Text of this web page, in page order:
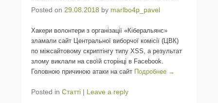
Posted on 29.08.2018 by marlbo4p_pavel
Хакери волонтери з організації «Кіберальянс»
зламали сайт Центральної виборчої комісії (ЦВК)
по міжсайтовому скриптінгу типу XSS, а результат
злому виклали на своїй сторінці в Facebook.
Головною причиною атаки на сайт Подробнее →
Posted in Статті | Leave a reply